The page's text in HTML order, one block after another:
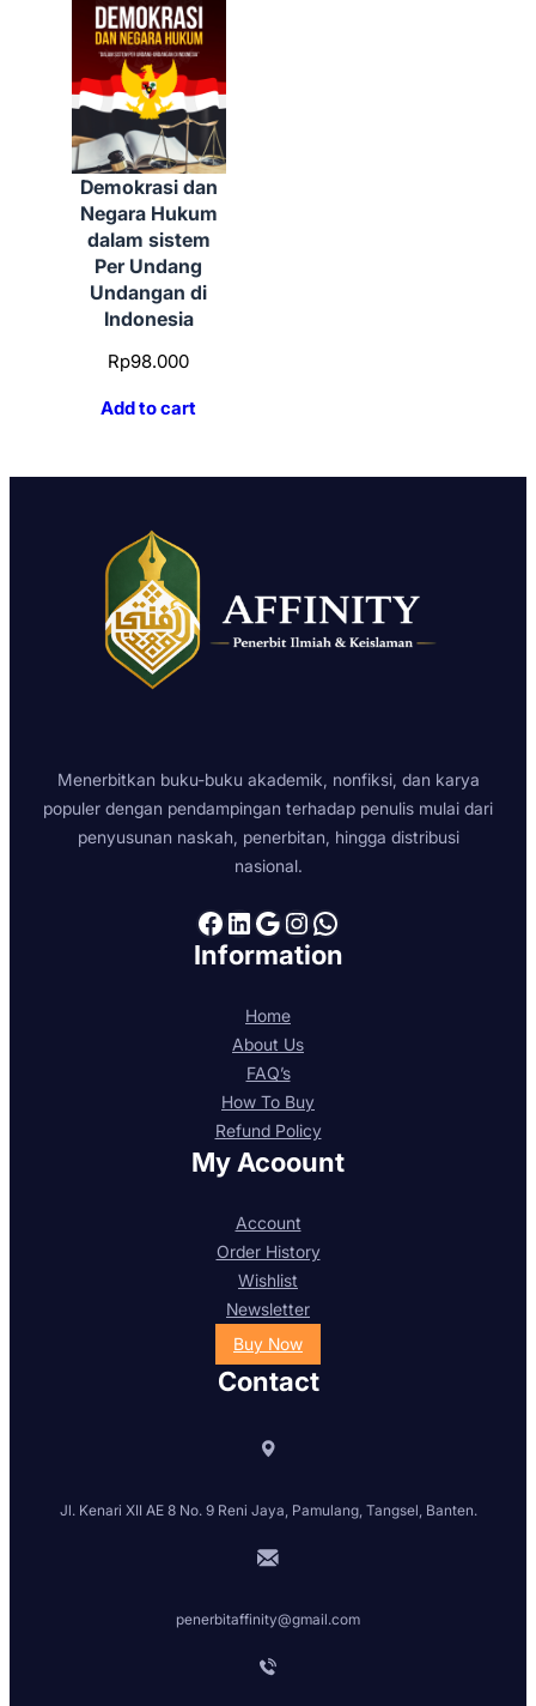
Demokrasi dan
Negara Hukum
dalam sistem
Per Undang
Undangan di
Indonesia
Rp98.000
Add to cart
Menerbitkan buku-buku akademik, nonfiksi, dan karya
populer dengan pendampingan terhadap penulis mulai dari
penyusunan naskah, penerbitan, hingga distribusi
nasional.
Facebook LinkedIn Google Instagram WhatsApp
Information
Home
About Us
FAQ’s
How To Buy
Refund Policy
My Acoount
Account
Order History
Wishlist
Newsletter
Buy Now
Contact
Jl. Kenari XII AE 8 No. 9 Reni Jaya, Pamulang, Tangsel, Banten.
penerbitaffinity@gmail.com